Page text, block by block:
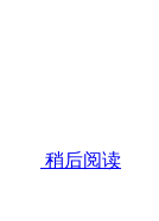
稍后阅读